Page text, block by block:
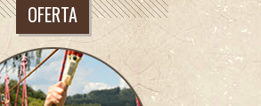
OFERTA